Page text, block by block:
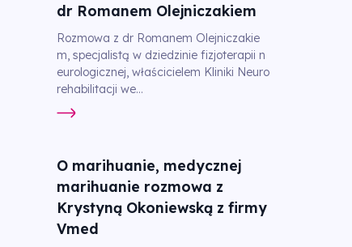
dr Romanem Olejniczakiem
Rozmowa z dr Romanem Olejniczakie
m, specjalistą w dziedzinie fizjoterapii n
eurologicznej, właścicielem Kliniki Neuro
rehabilitacji we...
O marihuanie, medycznej
marihuanie rozmowa z
Krystyną Okoniewską z firmy
Vmed